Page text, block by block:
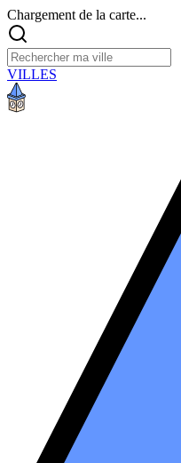
Chargement de la carte...
VILLES